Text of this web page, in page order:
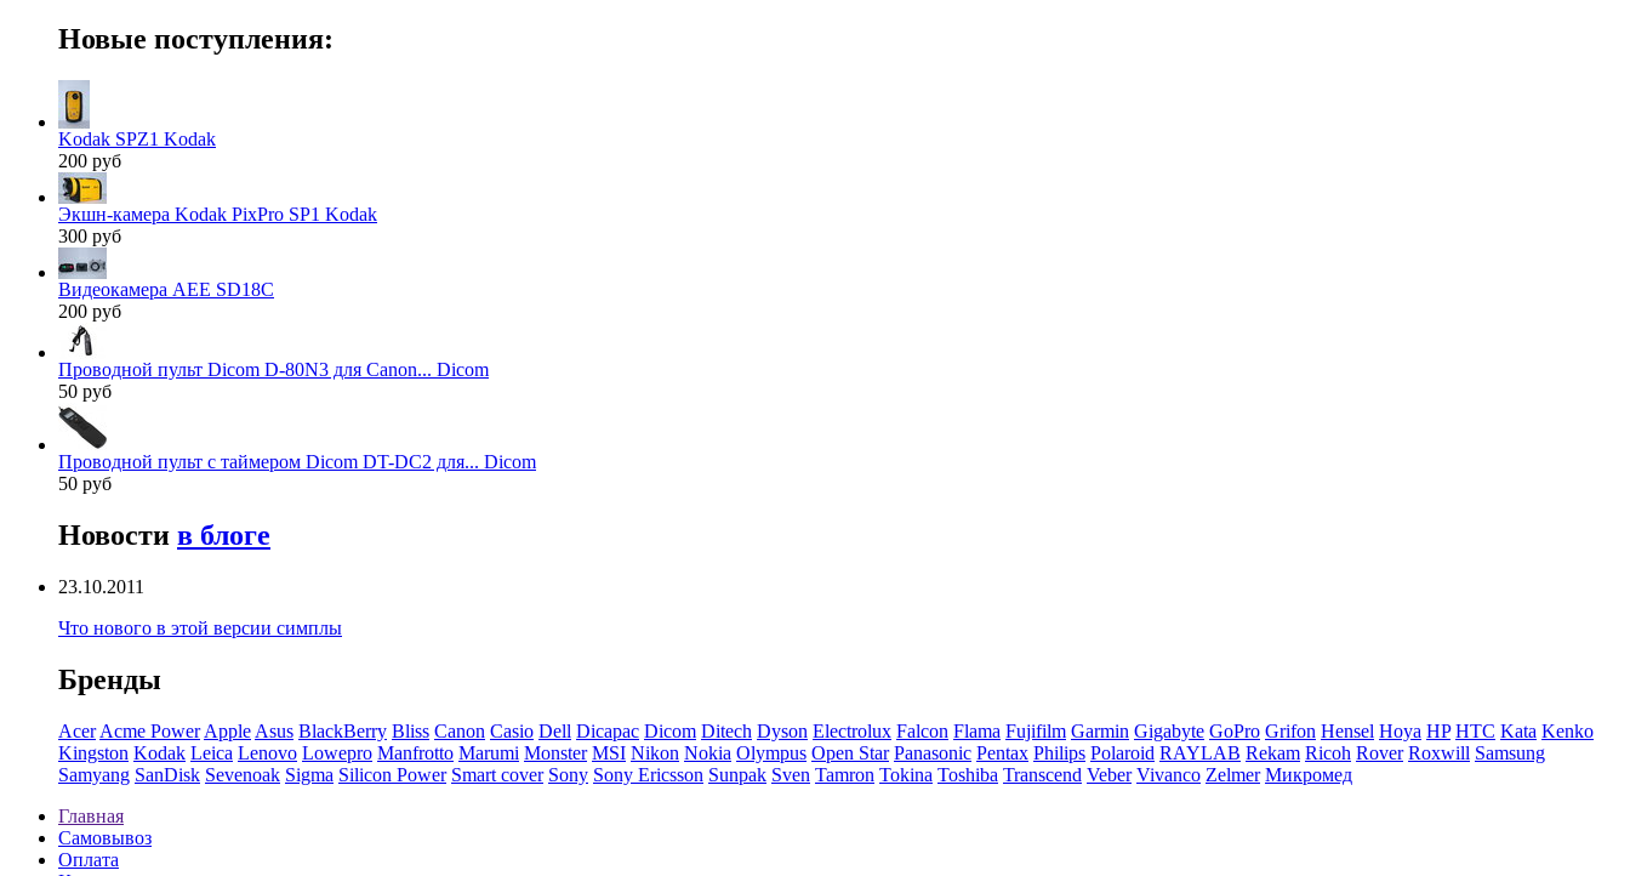
Новые поступления:
Kodak SPZ1 Kodak
200 руб
Экшн-камера Kodak PixPro SP1 Kodak
300 руб
Видеокамера AEE SD18C
200 руб
Проводной пульт Dicom D-80N3 для Canon... Dicom
50 руб
Проводной пульт с таймером Dicom DT-DC2 для... Dicom
50 руб
Новости в блоге
23.10.2011
Что нового в этой версии симплы
Бренды
Acer Acme Power Apple Asus BlackBerry Bliss Canon Casio Dell Dicapac Dicom Ditech Dyson Electrolux Falcon Flama Fujifilm Garmin Gigabyte GoPro Grifon Hensel Hoya HP HTC Kata Kenko
Kingston Kodak Leica Lenovo Lowepro Manfrotto Marumi Monster MSI Nikon Nokia Olympus Open Star Panasonic Pentax Philips Polaroid RAYLAB Rekam Ricoh Rover Roxwill Samsung
Samyang SanDisk Sevenoak Sigma Silicon Power Smart cover Sony Sony Ericsson Sunpak Sven Tamron Tokina Toshiba Transcend Veber Vivanco Zelmer Микромед
Главная
Самовывоз
Оплата